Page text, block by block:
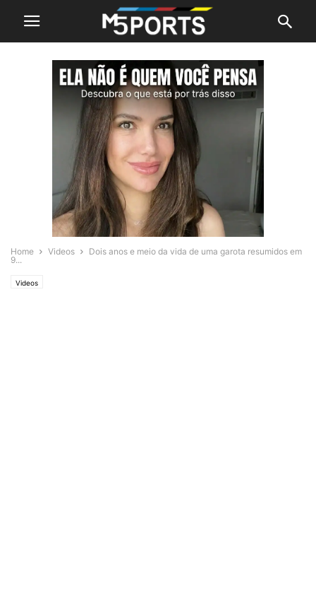
Home Videos
Dois anos e meio da vida de uma garota resumidos em
9...
Videos